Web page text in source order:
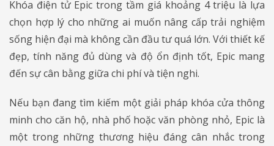
Khóa điện tử Epic trong tầm giá khoảng 4 triệu là lựa
chọn hợp lý cho những ai muốn nâng cấp trải nghiệm
sống hiện đại mà không cần đầu tư quá lớn. Với thiết kế
đẹp, tính năng đủ dùng và độ ổn định tốt, Epic mang
đến sự cân bằng giữa chi phí và tiện nghi.
Nếu bạn đang tìm kiếm một giải pháp khóa cửa thông
minh cho căn hộ, nhà phố hoặc văn phòng nhỏ, Epic là
một trong những thương hiệu đáng cân nhắc trong